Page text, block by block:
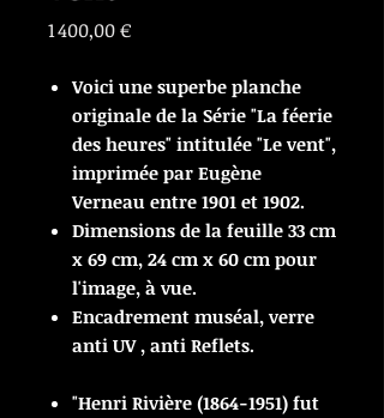
1 400,00 €Prix
Voici une superbe planche
originale de la Série "La féerie
des heures" intitulée "Le vent",
imprimée par Eugène
Verneau entre 1901 et 1902.
Dimensions de la feuille 33 cm
x 69 cm, 24 cm x 60 cm pour
l'image, à vue.
Encadrement muséal, verre
anti UV , anti Reflets.
"Henri Rivière (1864-1951) fut